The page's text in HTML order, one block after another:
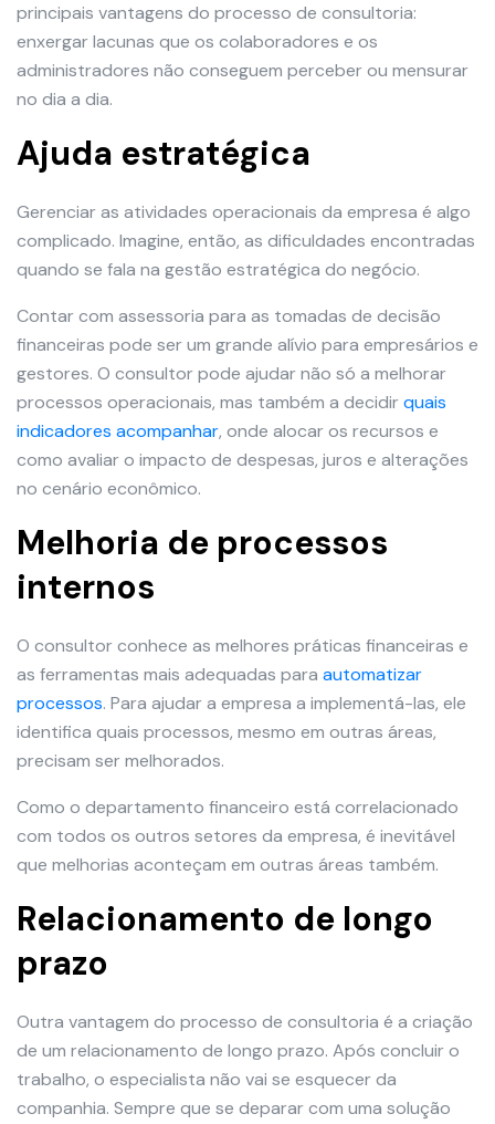
principais vantagens do processo de consultoria:
enxergar lacunas que os colaboradores e os
administradores não conseguem perceber ou mensurar
no dia a dia.
Ajuda estratégica
Gerenciar as atividades operacionais da empresa é algo
complicado. Imagine, então, as dificuldades encontradas
quando se fala na gestão estratégica do negócio.
Contar com assessoria para as tomadas de decisão
financeiras pode ser um grande alívio para empresários e
gestores. O consultor pode ajudar não só a melhorar
processos operacionais, mas também a decidirquais
indicadores acompanhar, onde alocar os recursos e
como avaliar o impacto de despesas, juros e alterações
no cenário econômico.
Melhoria de processos
internos
O consultor conhece as melhores práticas financeiras e
as ferramentas mais adequadas para automatizar
processos. Para ajudar a empresa a implementá-las, ele
identifica quais processos, mesmo em outras áreas,
precisam ser melhorados.
Como o departamento financeiro está correlacionado
com todos os outros setores da empresa, é inevitável
que melhorias aconteçam em outras áreas também.
Relacionamento de longo
prazo
Outra vantagem do processo de consultoria é a criação
de um relacionamento de longo prazo. Após concluir o
trabalho, o especialista não vai se esquecer da
companhia. Sempre que se deparar com uma solução